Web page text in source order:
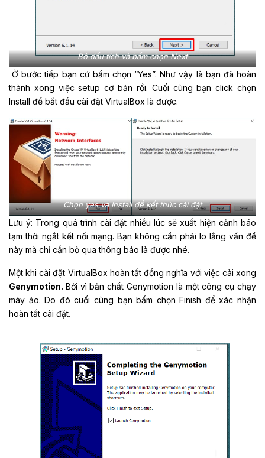
Bỏ dấu tích và bấm chọn Next
Ở bước tiếp bạn cứ bấm chọn “Yes”. Như vậy là bạn đã hoàn
thành xong việc setup cơ bản rồi. Cuối cùng bạn click chọn
Install để bắt đầu cài đặt VirtualBox là được.
Chọn yes và Install để kết thúc cài đặt
Lưu ý: Trong quá trình cài đặt nhiều lúc sẽ xuất hiện cảnh báo
tạm thời ngắt kết nối mạng. Bạn không cần phải lo lắng vấn đề
này mà chỉ cần bỏ qua thông báo là được nhé.
Một khi cài đặt VirtualBox hoàn tất đồng nghĩa với việc cài xong
Genymotion. Bởi vì bản chất Genymotion là một công cụ chạy
máy ảo. Do đó cuối cùng bạn bấm chọn Finish để xác nhận
hoàn tất cài đặt.